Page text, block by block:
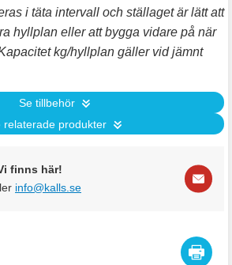
i täta intervall och ställaget är lätt att
hyllplan eller att bygga vidare på när
kg/hyllplan gäller vid jämnt
Se tillbehör
relaterade produkter
finns här!
info@kalls.se